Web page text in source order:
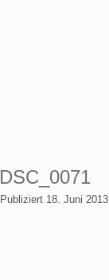
DSC_0071
Publiziert 18. Juni 2013